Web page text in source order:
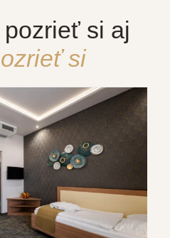
si aj
si